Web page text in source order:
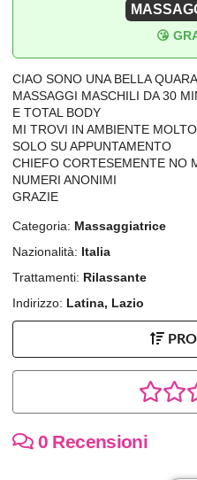
😘
CIAO SONO UNA BELLA
MASSAGGI MASCHILI DA 30
E TOTAL BODY
MI TROVI IN AMBIENTE
SOLO SU APPUNTAMENTO
CHIEFO CORTESEMENTE NO
NUMERI ANONIMI
GRAZIE
Categoria: Massaggiatrice
Nazionalità: Italia
Trattamenti: Rilassante
Indirizzo: Latina, Lazio
0 Recensioni